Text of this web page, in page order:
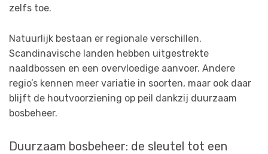
zelfs toe.
Natuurlijk bestaan er regionale verschillen.
Scandinavische landen hebben uitgestrekte
naaldbossen en een overvloedige aanvoer. Andere
regio’s kennen meer variatie in soorten, maar ook daar
blijft de houtvoorziening op peil dankzij duurzaam
bosbeheer.
Duurzaam bosbeheer: de sleutel tot een